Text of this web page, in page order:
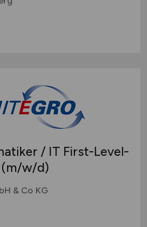
/ IT First-Level-
(m/w/d)
& Co KG